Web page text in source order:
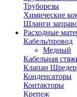
Труборезы
Химические
Шланги
Расходные
Кабель/провод
Медный
Кабельная
Клапан
Конденсаторы
Контакторы
Крепеж